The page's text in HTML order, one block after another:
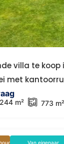
villa te koop
met
244 m² 773 m²
Van eigenaar